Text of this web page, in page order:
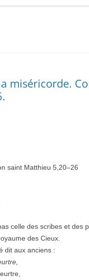
miséricorde.
saint Matthieu 5,20–26
celle des scribes et des
des Cieux.
dit aux anciens :